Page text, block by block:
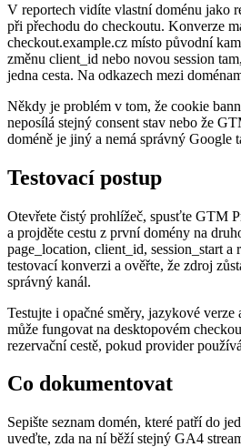
V reportech vidíte vlastní doménu jako
při přechodu do checkoutu. Konverze
checkout.example.cz místo původní
změnu client_id nebo novou session
jedna cesta. Na odkazech mezi
Někdy je problém v tom, že cookie
neposílá stejný consent stav nebo že
doméně je jiný a nemá správný Google
Testovací postup
Otevřete čistý prohlížeč, spusťte GTM
a projděte cestu z první domény na
page_location, client_id, session_start a
testovací konverzi a ověřte, že zdroj
správný kanál.
Testujte i opačné směry, jazykové verze
může fungovat na desktopovém
rezervační cestě, pokud provider
Co dokumentovat
Sepište seznam domén, které patří do
uveďte, zda na ní běží stejný GA4